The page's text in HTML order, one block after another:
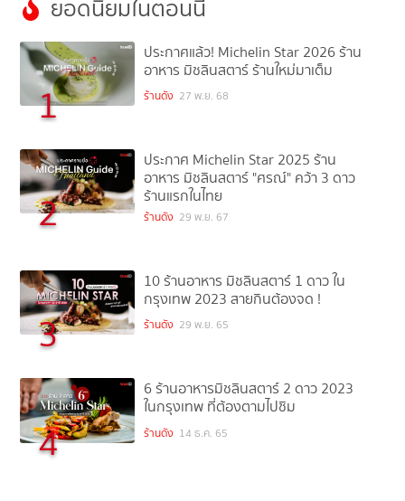
ยอดนิยมในตอนนี้
1
ประกาศแล้ว! Michelin Star 2026 ร้าน
อาหาร มิชลินสตาร์ ร้านใหม่มาเต็ม
ร้านดัง 27 พ.ย. 68
2
ประกาศ Michelin Star 2025 ร้าน
อาหาร มิชลินสตาร์ "ศรณ์" คว้า 3 ดาว
ร้านแรกในไทย
ร้านดัง 29 พ.ย. 67
3
10 ร้านอาหาร มิชลินสตาร์ 1 ดาว ใน
กรุงเทพ 2023 สายกินต้องจด !
ร้านดัง 29 พ.ย. 65
4
6 ร้านอาหารมิชลินสตาร์ 2 ดาว 2023
ในกรุงเทพ ที่ต้องตามไปชิม
ร้านดัง 14 ธ.ค. 65